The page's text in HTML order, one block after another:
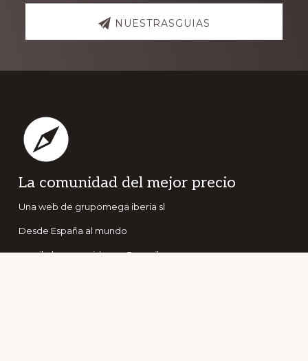
NUESTRASGUIAS
Footer
La comunidad del mejor precio
Una web de grupomega iberia sl
Desde España al mundo
email:elconseguidor.eu@gmail.com